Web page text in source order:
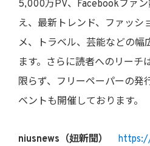
5,000万PV、Facebookファ
え、最新トレンド、ファッシ
メ、トラベル、芸能などの幅
ます。さらに読者へのリーチ
限らず、フリーペーパーの発
ベントも開催しております。
niusnews（妞新聞）